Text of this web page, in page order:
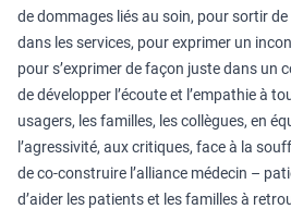
de dommages liés au soin, pour sortir
dans les services, pour exprimer un
pour s’exprimer de façon juste dans un
de développer l’écoute et l’empathie à
usagers, les familles, les collègues, en
l’agressivité, aux critiques, face à la
de co-construire l’alliance médecin –
d’aider les patients et les familles à